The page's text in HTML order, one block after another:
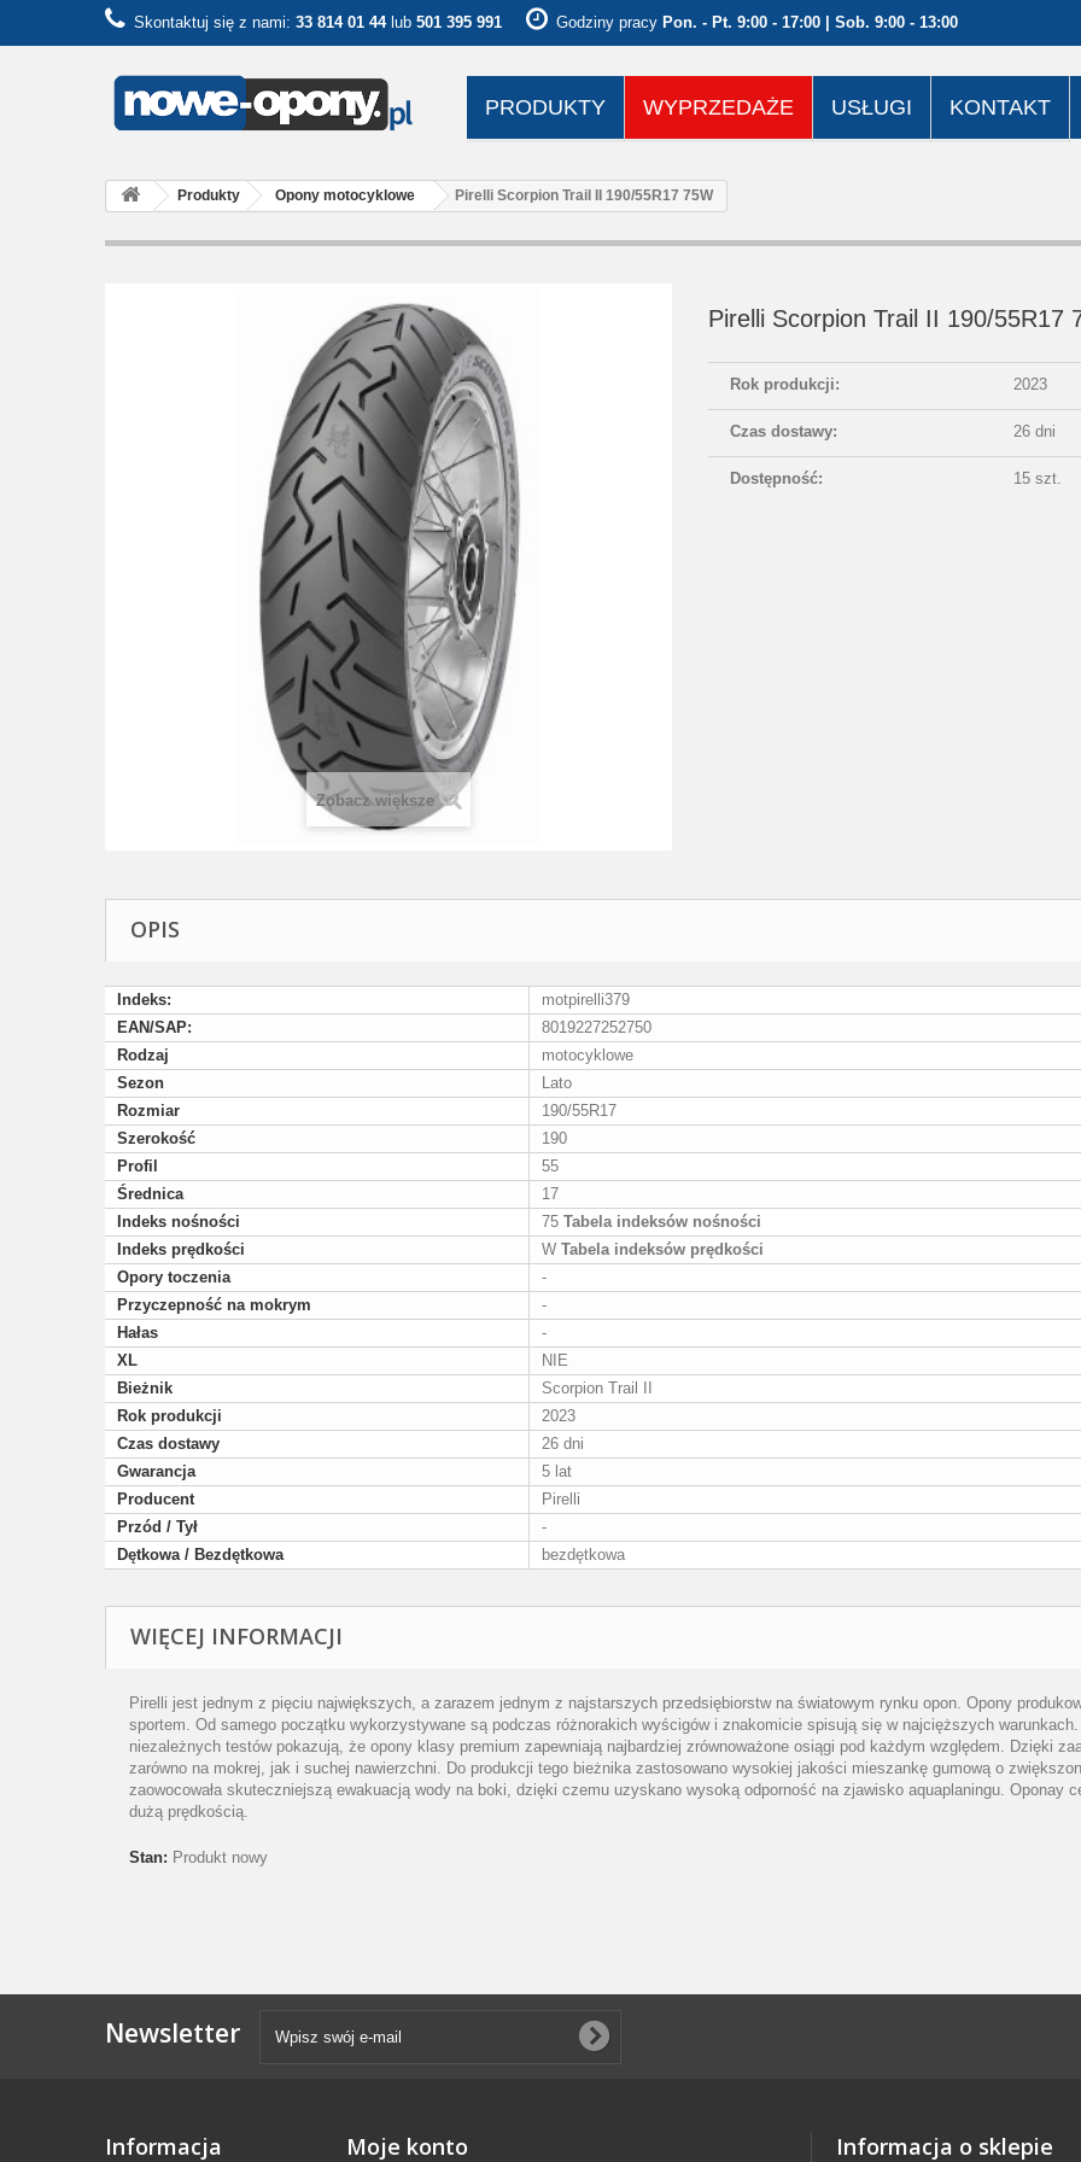
Skontaktuj się z nami: 33 814 01 44lub 501 395 991 Godziny pracy Pon. - Pt. 9:00 - 17:00 | Sob. 9:00 - 13:00
PRODUKTY WYPRZEDAŻE USŁUGI KONTAKT
Produkty Opony motocyklowe Pirelli Scorpion Trail II 190/55R17 75W
Zobacz większe
Pirelli Scorpion Trail II 190/55R17
Rok produkcji: 2023
Czas dostawy: 26 dni
Dostępność: 15 szt.
OPIS
Indeks:
motpirelli379
EAN/SAP:
8019227252750
Rodzaj
motocyklowe
Sezon
Lato
Rozmiar
190/55R17
Szerokość
190
Profil
55
Średnica
17
Indeks nośności
75 Tabela indeksów nośności
Indeks prędkości
W Tabela indeksów prędkości
Opory toczenia
-
Przyczepność na mokrym
-
Hałas
-
XL
NIE
Bieżnik
Scorpion Trail II
Rok produkcji
2023
Czas dostawy
26 dni
Gwarancja
5 lat
Producent
Pirelli
Przód / Tył
-
Dętkowa / Bezdętkowa
bezdętkowa
WIĘCEJ INFORMACJI
Pirelli jest jednym z pięciu największych, a zarazem jednym z najstarszych przedsiębiorstw na światowym rynku opon. Opony
sportem. Od samego początku wykorzystywane są podczas różnorakich wyścigów i znakomicie spisują się w najcięższych
niezależnych testów pokazują, że opony klasy premium zapewniają najbardziej zrównoważone osiągi pod każdym względem. Dzięki
zarówno na mokrej, jak i suchej nawierzchni. Do produkcji tego bieżnika zastosowano wysokiej jakości mieszankę gumową o
zaowocowała skuteczniejszą ewakuacją wody na boki, dzięki czemu uzyskano wysoką odporność na zjawisko aquaplaningu. Oponay
dużą prędkością.
Stan: Produkt nowy
Newsletter
Informacja Moje konto Informacja o sklepie